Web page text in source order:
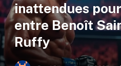
inattendues
entre Benoît
Ruffy